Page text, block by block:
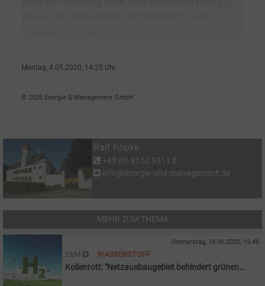
Montag, 4.05.2020, 14:25 Uhr
© 2026 Energie & Management GmbH
Ralf Köpke
+49 (0) 8152 9311 0
info@energie-und-management.de
MEHR ZUM THEMA
Donnerstag, 18.06.2020, 15:48
E&M WASSERSTOFF
Kollenrott: "Netzausbaugebiet behindert grünen